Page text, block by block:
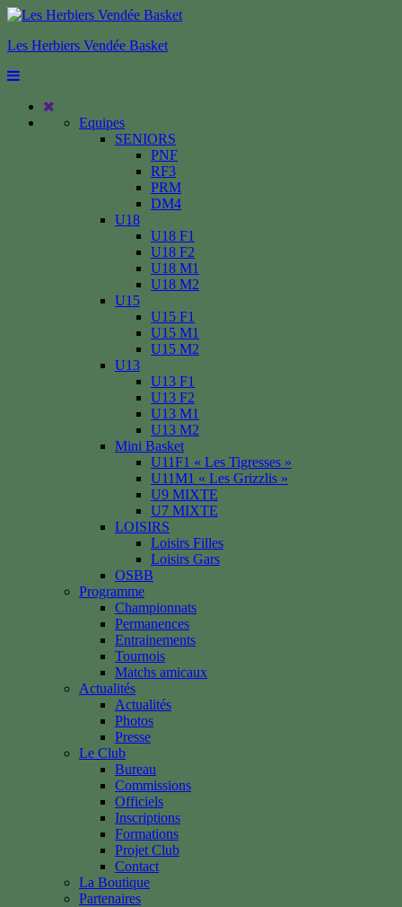
Les Herbiers Vendée Basket
Equipes
SENIORS
PNF
RF3
PRM
DM4
U18
U18 F1
U18 F2
U18 M1
U18 M2
U15
U15 F1
U15 M1
U15 M2
U13
U13 F1
U13 F2
U13 M1
U13 M2
Mini Basket
U11F1 « Les Tigresses »
U11M1 « Les Grizzlis »
U9 MIXTE
U7 MIXTE
LOISIRS
Loisirs Filles
Loisirs Gars
OSBB
Programme
Championnats
Permanences
Entrainements
Tournois
Matchs amicaux
Actualités
Actualités
Photos
Presse
Le Club
Bureau
Commissions
Officiels
Inscriptions
Formations
Projet Club
Contact
La Boutique
Partenaires